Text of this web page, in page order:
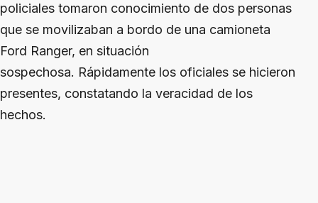
policiales tomaron conocimiento de dos personas
que se movilizaban a bordo de una camioneta
Ford Ranger, en situación
sospechosa. Rápidamente los oficiales se hicieron
presentes, constatando la veracidad de los
hechos.